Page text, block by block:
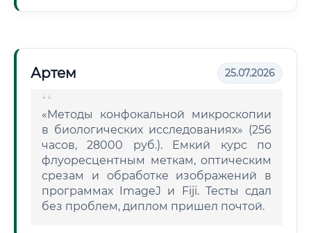
Артем 25.07.2026
«Методы конфокальной микроскопии
в биологических исследованиях» (256
часов, 28000 руб.). Емкий курс по
флуоресцентным меткам, оптическим
срезам и обработке изображений в
программах ImageJ и Fiji. Тесты сдал
без проблем, диплом пришел почтой.